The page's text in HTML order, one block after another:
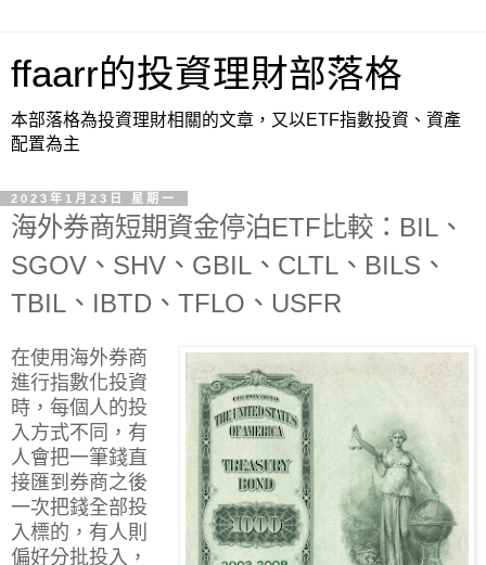
ffaarr的投資理財部落格
本部落格為投資理財相關的文章，又以ETF指數投資、資產
配置為主
2023年1月23日 星期一
海外券商短期資金停泊ETF比較：BIL、
SGOV、SHV、GBIL、CLTL、BILS、
TBIL、IBTD、TFLO、USFR
在使用海外券商
進行指數化投資
時，每個人的投
入方式不同，有
人會把一筆錢直
接匯到券商之後
一次把錢全部投
入標的，有人則
偏好分批投入，